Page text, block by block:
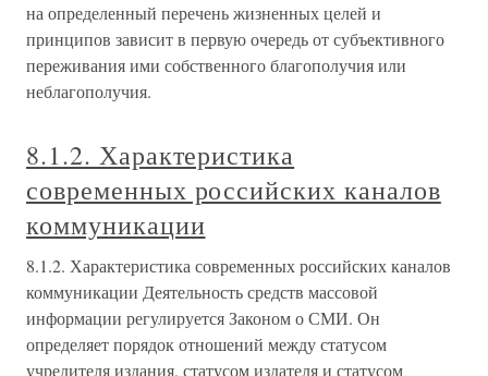
на определенный перечень жизненных целей и
принципов зависит в первую очередь от субъективного
переживания ими собственного благополучия или
неблагополучия.
8.1.2. Характеристика
современных российских каналов
коммуникации
8.1.2. Характеристика современных российских каналов
коммуникации Деятельность средств массовой
информации регулируется Законом о СМИ. Он
определяет порядок отношений между статусом
учредителя издания, статусом издателя и статусом